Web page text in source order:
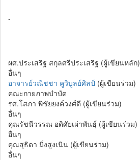
-
ผศ.ประเสริฐ สกุลศรีประเสริฐ (ผู้เขียนหลัก)
อื่นๆ
อาจารย์วณิชชา คูวิบูลย์ศิลป์ (ผู้เขียนร่วม)
คณะกายภาพบำบัด
รศ.โสภา พิชัยยงค์วงศ์ดี (ผู้เขียนร่วม)
อื่นๆ
คุณรัชนีวรรณ อดิศัยเผ่าพันธุ์ (ผู้เขียนร่วม)
อื่นๆ
คุณสุธิดา มิ่งสูงเนิน (ผู้เขียนร่วม)
อื่นๆ